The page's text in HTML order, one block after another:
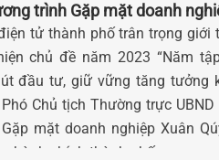
trình Gặp mặt doanh
tử thành phố trân trọng giới
chủ đề năm 2023 “Năm
đầu tư, giữ vững tăng tưởng
Chủ tịch Thường trực
mặt doanh nghiệp Xuân
hành chính thành phố.